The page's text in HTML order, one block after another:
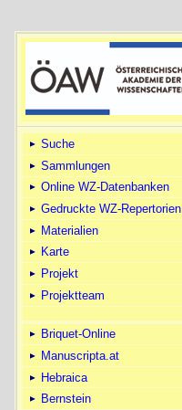
Suche
Sammlungen
Online WZ-Datenbanken
Gedruckte WZ-Repertorien
Materialien
Karte
Projekt
Projektteam
Briquet-Online
Manuscripta.at
Hebraica
Bernstein